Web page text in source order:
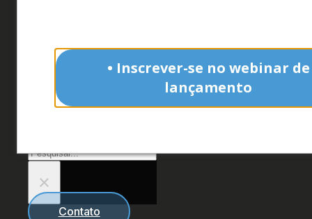
• Inscrever-se no webinar de
lançamento
Site
Pesquisar
×
Contato